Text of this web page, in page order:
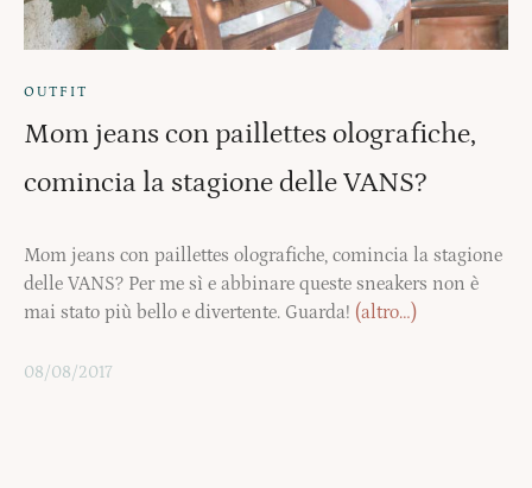
OUTFIT
Mom jeans con paillettes olografiche,
comincia la stagione delle VANS?
Mom jeans con paillettes olografiche, comincia la stagione
delle VANS? Per me sì e abbinare queste sneakers non è
mai stato più bello e divertente. Guarda! (altro…)
08/08/2017